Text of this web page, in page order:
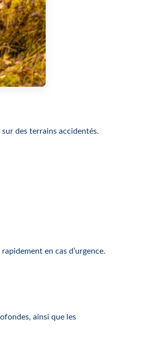
des terrains accidentés.
en cas d’urgence.
ainsi que les